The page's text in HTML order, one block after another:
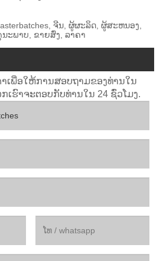
ຈີນ, ຜູ້ຜະລິດ, ຜູ້ສະຫນອງ,
ນະພາບ, ຂາຍສົ່ງ, ລາຄາ
ເພື່ອໃຫ້ການສອບຖາມຂອງທ່ານໃນ
ເຮົາຈະຕອບກັບທ່ານໃນ 24 ຊົ່ວໂມງ.